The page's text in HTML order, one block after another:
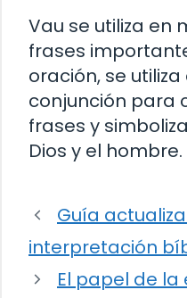
Vau se utiliza en
frases
oración, se
conjunción para
frases y
Dios y el hombre.
Guía
interpretación
El papel de